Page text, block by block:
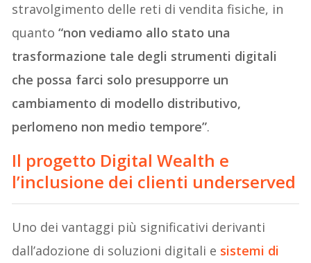
stravolgimento delle reti di vendita fisiche, in
quanto“non vediamo allo stato una
trasformazione tale degli strumenti digitali
che possa farci solo presupporre un
cambiamento di modello distributivo,
perlomeno non medio tempore”.
Il progetto Digital Wealth e
l’inclusione dei clienti underserved
Uno dei vantaggi più significativi derivanti
dall’adozione di soluzioni digitali e sistemi di